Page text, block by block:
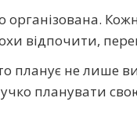
відпочити,
планує не лише
планувати